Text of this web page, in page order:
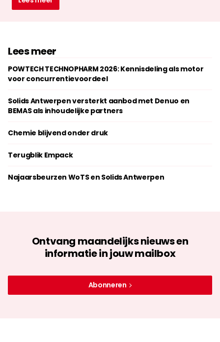
Lees meer
POWTECH TECHNOPHARM 2026: Kennisdeling als motor
voor concurrentievoordeel
Solids Antwerpen versterkt aanbod met Denuo en
BEMAS als inhoudelijke partners
Chemie blijvend onder druk
Terugblik Empack
Najaarsbeurzen WoTS en Solids Antwerpen
Ontvang maandelijks nieuws en
informatie in jouw mailbox
Abonneren